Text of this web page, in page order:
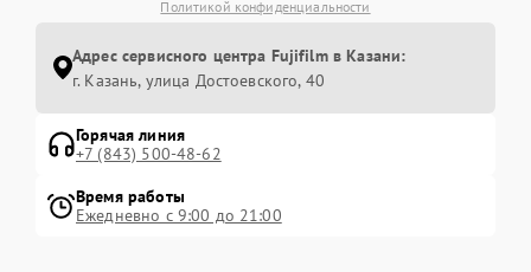
Политикой конфиденциальности
Адрес сервисного центра Fujifilm в Казани:
г. Казань, улица Достоевского, 40
Горячая линия
+7 (843) 500-48-62
Время работы
Ежедневно с 9:00 до 21:00